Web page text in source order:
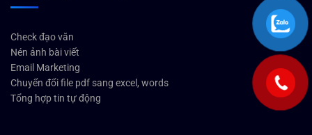
Check đạo văn
Nén ảnh bài viết
Email Marketing
Chuyển đổi file pdf sang excel, words
Tổng hợp tin tự động